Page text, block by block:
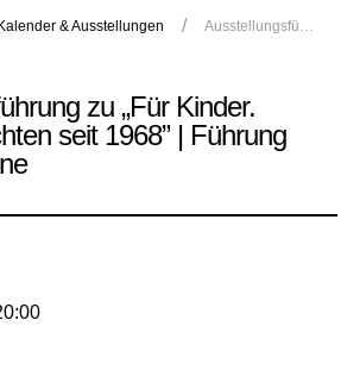
Kalender & Ausstellungen Ausstellungsführung zu „Für Kinder. Kunstgeschichten seit 1968” | Führung für Erwachsene
zu „Für Kinder.
seit 1968” | Führung